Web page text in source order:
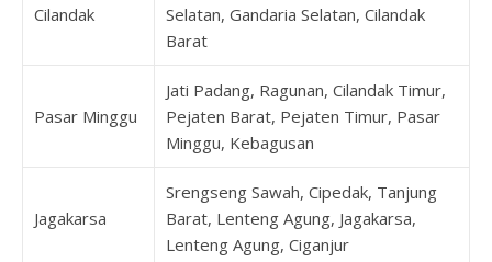
Cilandak
Selatan, Gandaria Selatan, Cilandak
Barat
Pasar Minggu
Jati Padang, Ragunan, Cilandak Timur,
Pejaten Barat, Pejaten Timur, Pasar
Minggu, Kebagusan
Jagakarsa
Srengseng Sawah, Cipedak, Tanjung
Barat, Lenteng Agung, Jagakarsa,
Lenteng Agung, Ciganjur